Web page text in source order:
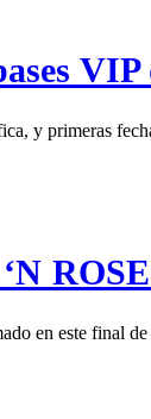
y primeras
en este final